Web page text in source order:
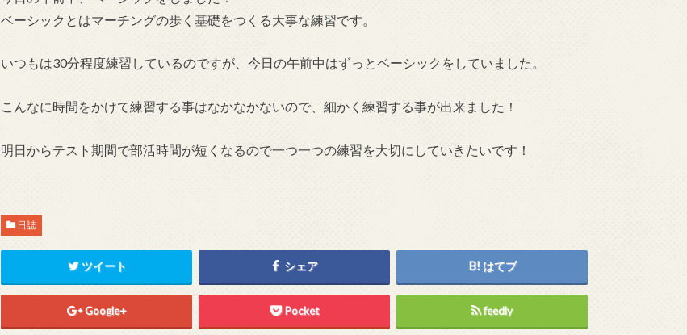
ベーシックとはマーチングの歩く基礎をつくる大事な練習です。
いつもは30分程度練習しているのですが、今日の午前中はずっとベーシックをしていました。
こんなに時間をかけて練習する事はなかなかないので、細かく練習する事が出来ました！
明日からテスト期間で部活時間が短くなるので一つ一つの練習を大切にしていきたいです！
日誌
ツイート シェア はてブ
Google+ Pocket feedly